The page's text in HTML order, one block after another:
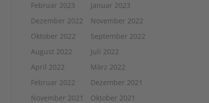
Februar 2023
Januar 2023
Dezember 2022
November 2022
Oktober 2022
September 2022
August 2022
Juli 2022
April 2022
März 2022
Februar 2022
Dezember 2021
November 2021
Oktober 2021